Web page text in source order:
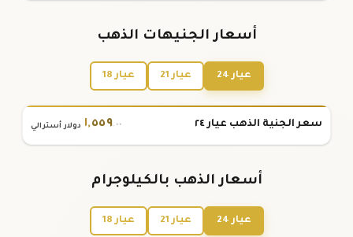
أسعار الجنيهات الذهب
عيار 24 عيار 21 عيار 18
سعر الجنية الذهب عيار ٢٤ ١,٥٥٩.٠٠ دولار أسترالي
أسعار الذهب بالكيلوجرام
عيار 24 عيار 21 عيار 18